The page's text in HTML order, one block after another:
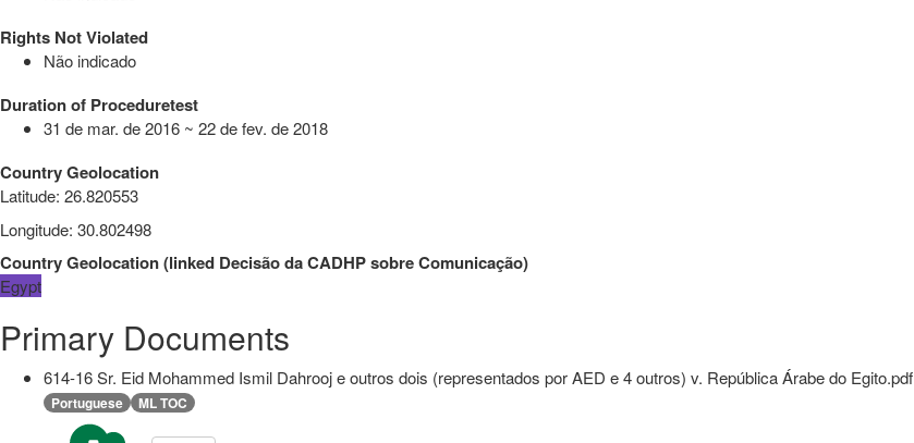
Rights Not Violated
Não indicado
Duration of Proceduretest
31 de mar. de 2016 ~ 22 de fev. de 2018
Country Geolocation
Latitude: 26.820553
Longitude: 30.802498
Country Geolocation(linked Decisão da CADHP sobre Comunicação)
Egypt
Primary Documents
614-16 Sr. Eid Mohammed Ismil Dahrooj e outros dois (representados por AED e 4 outros) v. República Árabe do Egito.pdf
Portuguese ML TOC